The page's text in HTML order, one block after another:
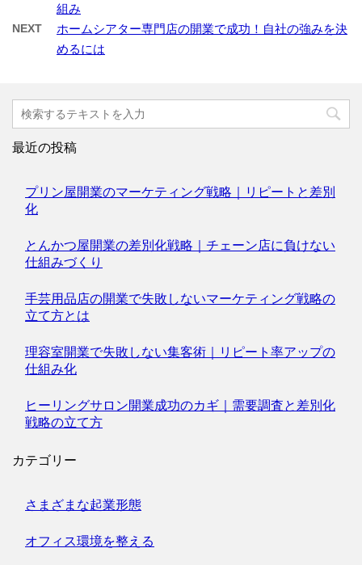
組み
NEXT
ホームシアター専門店の開業で成功！自社の強みを決
めるには
最近の投稿
プリン屋開業のマーケティング戦略｜リピートと差別
化
とんかつ屋開業の差別化戦略｜チェーン店に負けない
仕組みづくり
手芸用品店の開業で失敗しないマーケティング戦略の
立て方とは
理容室開業で失敗しない集客術｜リピート率アップの
仕組み化
ヒーリングサロン開業成功のカギ｜需要調査と差別化
戦略の立て方
カテゴリー
さまざまな起業形態
オフィス環境を整える